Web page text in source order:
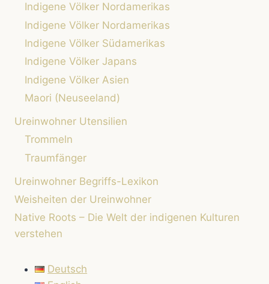
Indigene Völker Nordamerikas
Indigene Völker Nordamerikas
Indigene Völker Südamerikas
Indigene Völker Japans
Indigene Völker Asien
Maori (Neuseeland)
Ureinwohner Utensilien
Trommeln
Traumfänger
Ureinwohner Begriffs-Lexikon
Weisheiten der Ureinwohner
Native Roots – Die Welt der indigenen Kulturen
verstehen
Deutsch